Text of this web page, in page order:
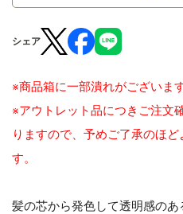
シェア
※商品箱に一部潰れがございます
※アウトレット品につきご注文
りますので、予めご了承のほ
す。
髪の芯から発色して透明感の